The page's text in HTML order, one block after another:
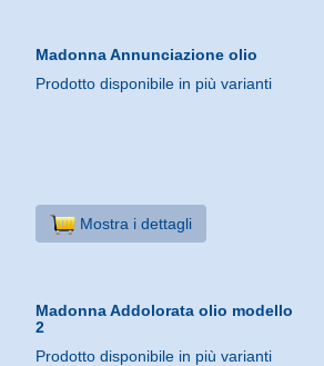
Madonna Annunciazione olio
Prodotto disponibile in più varianti
Mostra i dettagli
Madonna Addolorata olio modello
2
Prodotto disponibile in più varianti